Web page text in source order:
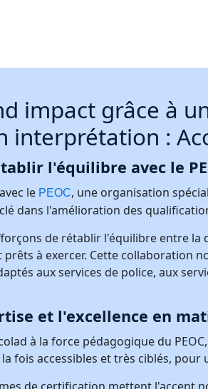
impact grâce à
:
l'équilibre avec le
le PEOC, une organisation
dans l'amélioration des
de rétablir l'équilibre entre
à exercer. Cette collaboration
aux services de police, aux
et l'excellence en
à la force pédagogique du
fois accessibles et très ciblés, pour